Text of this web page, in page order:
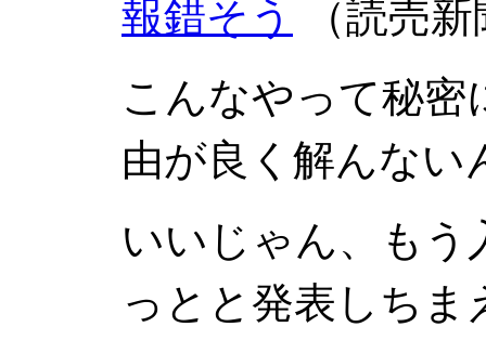
報錯そう
（読売
こんなやって秘
由が良く解んない
いいじゃん、もう
っとと発表しち